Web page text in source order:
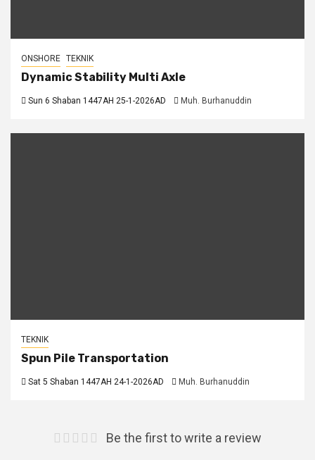
ONSHORE TEKNIK
Dynamic Stability Multi Axle
Sun 6 Shaban 1447AH 25-1-2026AD Muh. Burhanuddin
TEKNIK
Spun Pile Transportation
Sat 5 Shaban 1447AH 24-1-2026AD Muh. Burhanuddin
Be the first to write a review